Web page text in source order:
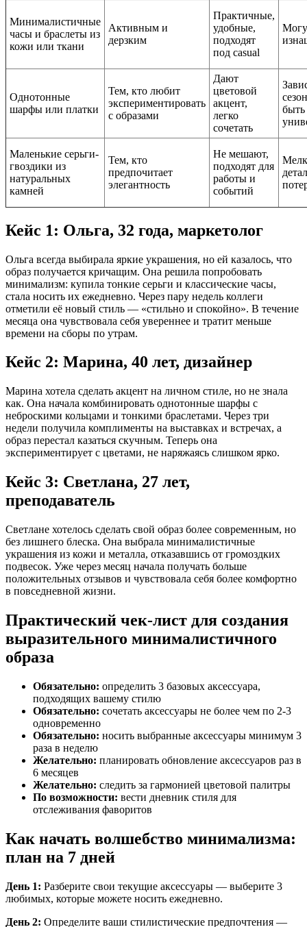
Минималистичные
часы и браслеты из
кожи или ткани
Активным и
дерзким
Практичные,
удобные,
подходят
под casual
Однотонные
шарфы или платки
Тем, кто любит
экспериментировать
с образами
Дают
цветовой
акцент,
легко
сочетать
быть
Маленькие серьги-
гвоздики из
натуральных
камней
Тем, кто
предпочитает
элегантность
Не мешают,
подходят для
работы и
событий
Кейс 1: Ольга, 32 года, маркетолог
Ольга всегда выбирала яркие украшения, но ей казалось, что
образ получается кричащим. Она решила попробовать
минимализм: купила тонкие серьги и классические часы,
стала носить их ежедневно. Через пару недель коллеги
отметили её новый стиль — «стильно и спокойно». В течение
месяца она чувствовала себя увереннее и тратит меньше
времени на сборы по утрам.
Кейс 2: Марина, 40 лет, дизайнер
Марина хотела сделать акцент на личном стиле, но не знала
как. Она начала комбинировать однотонные шарфы с
неброскими кольцами и тонкими браслетами. Через три
недели получила комплименты на выставках и встречах, а
образ перестал казаться скучным. Теперь она
экспериментирует с цветами, не наряжаясь слишком ярко.
Кейс 3: Светлана, 27 лет,
преподаватель
Светлане хотелось сделать свой образ более современным, но
без лишнего блеска. Она выбрала минималистичные
украшения из кожи и металла, отказавшись от громоздких
подвесок. Уже через месяц начала получать больше
положительных отзывов и чувствовала себя более комфортно
в повседневной жизни.
Практический чек-лист для создания
выразительного минималистичного
образа
Обязательно: определить 3 базовых аксессуара,
подходящих вашему стилю
Обязательно: сочетать аксессуары не более чем по 2-3
одновременно
Обязательно: носить выбранные аксессуары минимум 3
раза в неделю
Желательно: планировать обновление аксессуаров раз в
6 месяцев
Желательно: следить за гармонией цветовой палитры
По возможности: вести дневник стиля для
отслеживания фаворитов
Как начать волшебство минимализма:
план на 7 дней
День 1: Разберите свои текущие аксессуары — выберите 3
любимых, которые можете носить ежедневно.
День 2: Определите ваши стилистические предпочтения —